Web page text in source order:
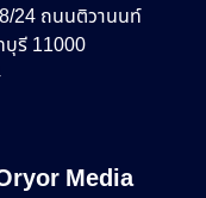
24 ถนนติวานนท์
รี 11000
Media